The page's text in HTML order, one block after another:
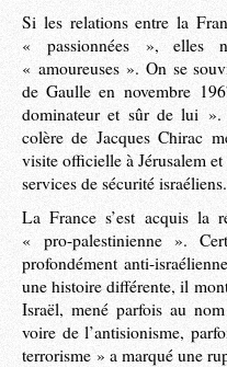
Si les relations entre la
« passionnées », elles
« amoureuses ». On se
de Gaulle en novembre
dominateur et sûr de lui ».
colère de Jacques Chirac
visite officielle à Jérusalem
services de sécurité israéliens.
La France s’est acquis la
« pro-palestinienne ».
profondément anti-
une histoire différente, il
Israël, mené parfois au
voire de l’antisionisme,
terrorisme » a marqué une